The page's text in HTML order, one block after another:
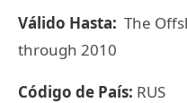
Válido Hasta: The
through 2010
Código de País: RUS